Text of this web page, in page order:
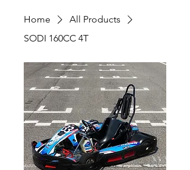
Home
All Products
SODI 160CC 4T